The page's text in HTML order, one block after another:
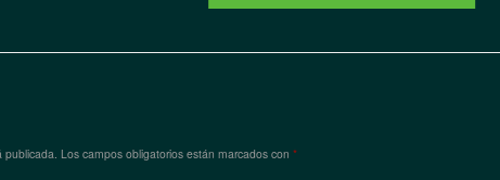
publicada. Los campos obligatorios están marcados con *